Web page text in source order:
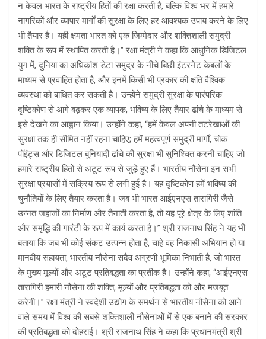
न केवल भारत के राष्ट्रीय हितों की रक्षा करती है, बल्कि विश्व भर में हमारे
नागरिकों और व्यापार मार्गों की सुरक्षा के लिए हर आवश्यक उपाय करने के लिए
भी तैयार है। यही क्षमता भारत को एक जिम्मेदार और शक्तिशाली समुद्री
शक्ति के रूप में स्थापित करती है।” रक्षा मंत्री ने कहा कि आधुनिक डिजिटल
युग में, दुनिया का अधिकांश डेटा समुद्र के नीचे बिछी इंटरनेट केबलों के
माध्यम से प्रवाहित होता है, और इनमें किसी भी प्रकार की क्षति वैश्विक
व्यवस्था को बाधित कर सकती है। उन्होंने समुद्री सुरक्षा के पारंपरिक
दृष्टिकोण से आगे बढ़कर एक व्यापक, भविष्य के लिए तैयार ढांचे के माध्यम से
इसे देखने का आह्वान किया। उन्होंने कहा, “हमें केवल अपनी तटरेखाओं की
सुरक्षा तक ही सीमित नहीं रहना चाहिए; हमें महत्वपूर्ण समुद्री मार्गों, चोक
पॉइंट्स और डिजिटल बुनियादी ढांचे की सुरक्षा भी सुनिश्चित करनी चाहिए जो
हमारे राष्ट्रीय हितों से अटूट रूप से जुड़े हुए हैं। भारतीय नौसेना इन सभी
सुरक्षा प्रयासों में सक्रिय रूप से लगी हुई है। यह दृष्टिकोण हमें भविष्य की
चुनौतियों के लिए तैयार करता है। जब भी भारत आईएनएस तारागिरी जैसे
उन्नत जहाजों का निर्माण और तैनाती करता है, तो यह पूरे क्षेत्र के लिए शांति
और समृद्धि की गारंटी के रूप में कार्य करता है।” श्री राजनाथ सिंह ने यह भी
बताया कि जब भी कोई संकट उत्पन्न होता है, चाहे वह निकासी अभियान हो या
मानवीय सहायता, भारतीय नौसेना सदैव अग्रणी भूमिका निभाती है, जो भारत
के मुख्य मूल्यों और अटूट प्रतिबद्धता का प्रतीक है। उन्होंने कहा, “आईएनएस
तारागिरी हमारी नौसेना की शक्ति, मूल्यों और प्रतिबद्धता को और मजबूत
करेगी।” रक्षा मंत्री ने स्वदेशी उद्योग के समर्थन से भारतीय नौसेना को आने
वाले समय में विश्व की सबसे शक्तिशाली नौसेनाओं में से एक बनाने की सरकार
की प्रतिबद्धता को दोहराई। श्री राजनाथ सिंह ने कहा कि प्रधानमंत्री श्री